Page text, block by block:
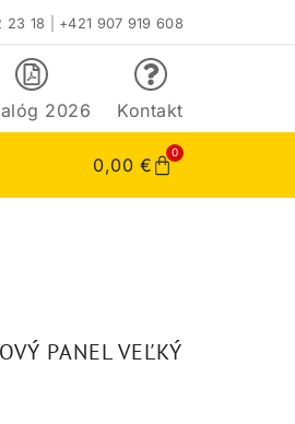
23 18 +421 907 919 608
2026 Kontakt
0,00 €
0
PANEL VEĽKÝ